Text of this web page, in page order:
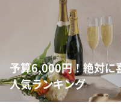
予算6,000円！絶対に
人気ランキング